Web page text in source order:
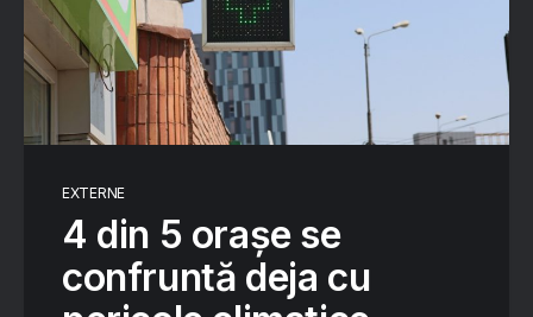
EXTERNE
4 din 5 orașe se
confruntă deja cu